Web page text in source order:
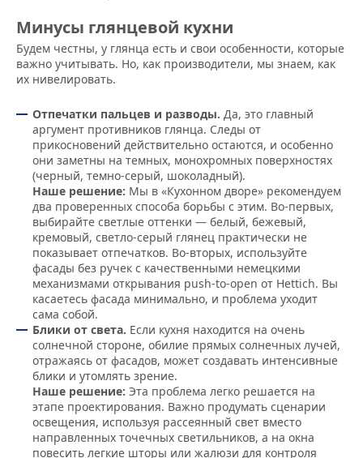
Минусы глянцевой кухни
Будем честны, у глянца есть и свои особенности, которые
важно учитывать. Но, как производители, мы знаем, как
их нивелировать.
Отпечатки пальцев и разводы. Да, это главный
аргумент противников глянца. Следы от
прикосновений действительно остаются, и особенно
они заметны на темных, монохромных поверхностях
(черный, темно-серый, шоколадный).
Наше решение: Мы в «Кухонном дворе» рекомендуем
два проверенных способа борьбы с этим. Во-первых,
выбирайте светлые оттенки — белый, бежевый,
кремовый, светло-серый глянец практически не
показывает отпечатков. Во-вторых, используйте
фасады без ручек с качественными немецкими
механизмами открывания push-to-open от Hettich. Вы
касаетесь фасада минимально, и проблема уходит
сама собой.
Блики от света. Если кухня находится на очень
солнечной стороне, обилие прямых солнечных лучей,
отражаясь от фасадов, может создавать интенсивные
блики и утомлять зрение.
Наше решение: Эта проблема легко решается на
этапе проектирования. Важно продумать сценарии
освещения, используя рассеянный свет вместо
направленных точечных светильников, а на окна
повесить легкие шторы или жалюзи для контроля